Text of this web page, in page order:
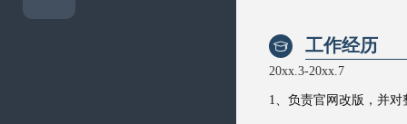
 工作经历
20xx.3-20xx.7
1、负责官网改版，并